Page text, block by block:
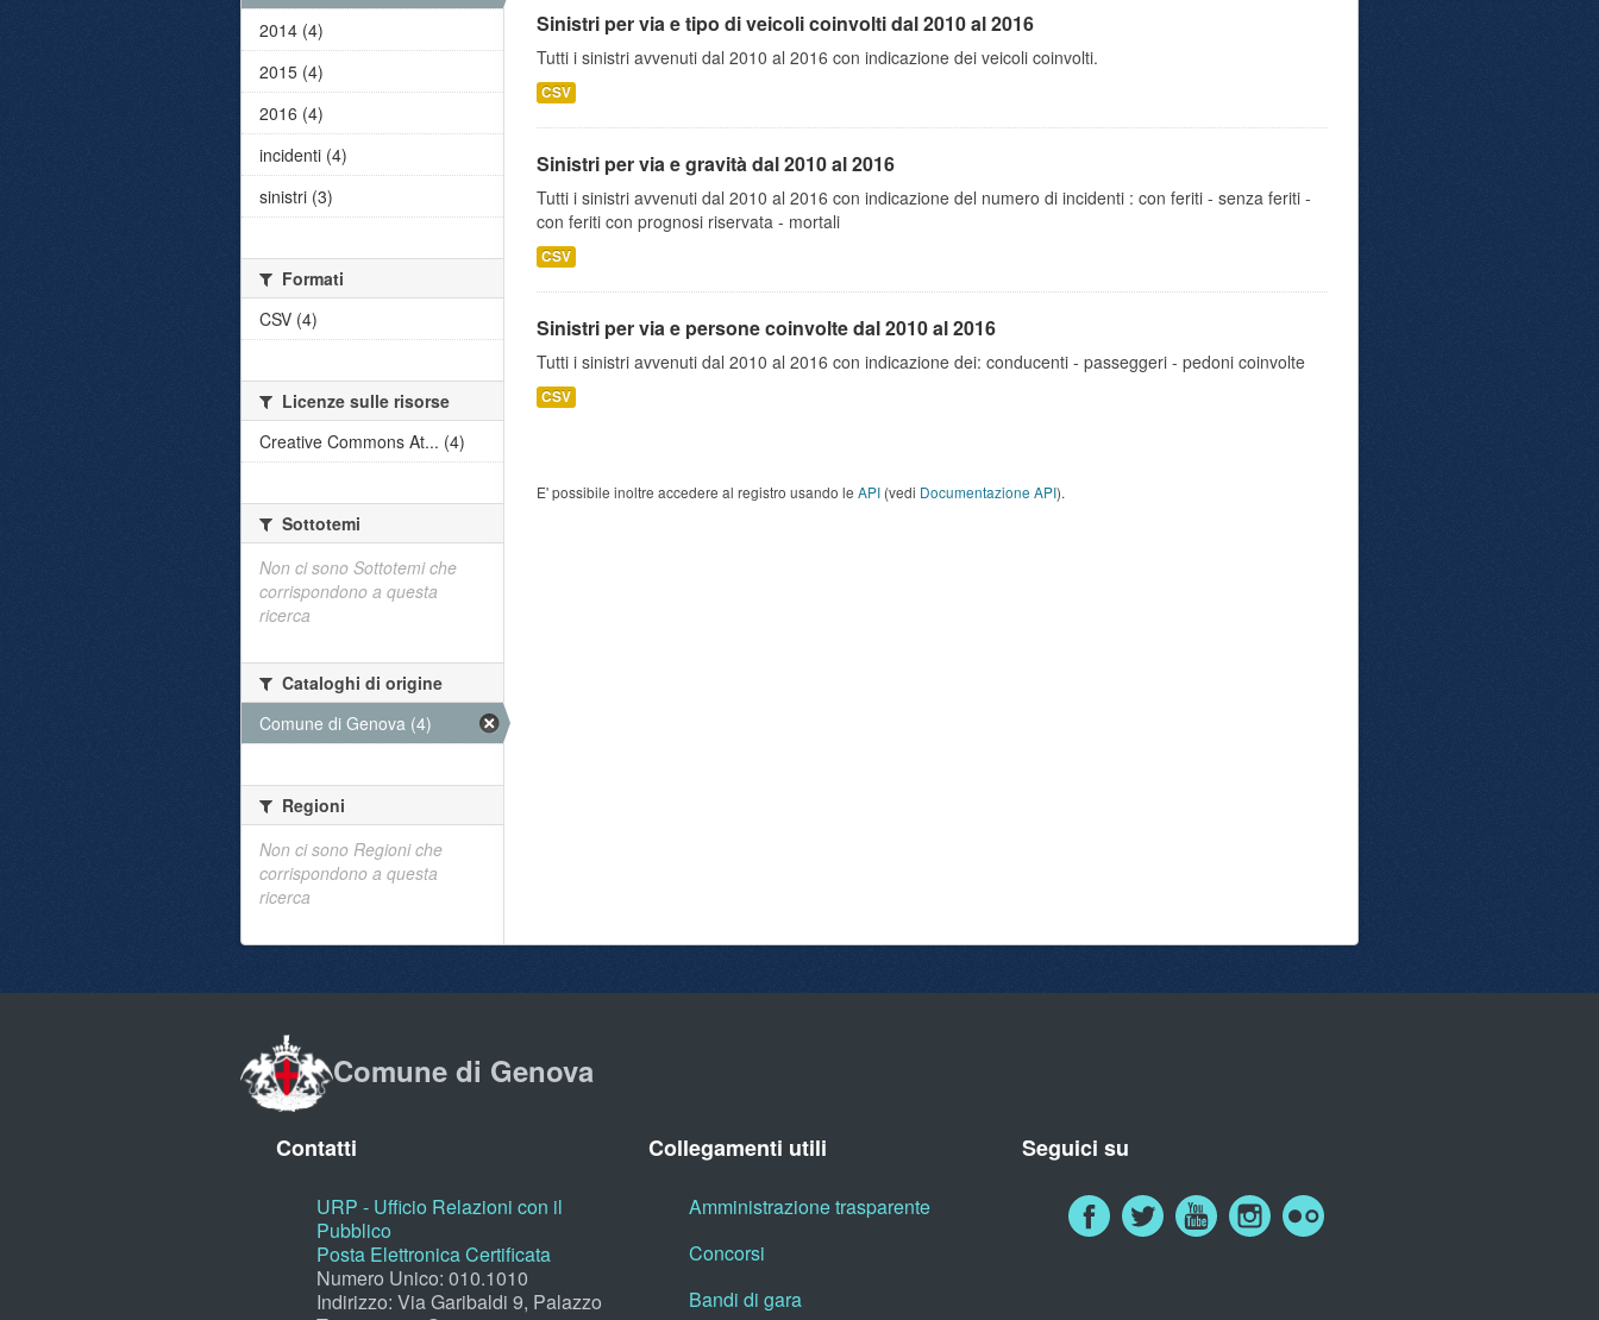
Sinistri per via e tipo di veicoli coinvolti dal 2010 al 2016
Tutti i sinistri avvenuti dal 2010 al 2016 con indicazione dei veicoli coinvolti.
CSV
Sinistri per via e gravità dal 2010 al 2016
Tutti i sinistri avvenuti dal 2010 al 2016 con indicazione del numero di incidenti : con feriti - senza feriti -
con feriti con prognosi riservata - mortali
CSV
Sinistri per via e persone coinvolte dal 2010 al 2016
Tutti i sinistri avvenuti dal 2010 al 2016 con indicazione dei: conducenti - passeggeri - pedoni coinvolte
CSV
E' possibile inoltre accedere al registro usando le API (vedi Documentazione API).
2014 (4)
2015 (4)
2016 (4)
incidenti (4)
sinistri (3)
Formati
CSV (4)
Licenze sulle risorse
Creative Commons At... (4)
Sottotemi
Non ci sono Sottotemi che
corrispondono a questa
ricerca
Cataloghi di origine
Comune di Genova (4)
Regioni
Non ci sono Regioni che
corrispondono a questa
ricerca
Comune di Genova
Contatti
URP - Ufficio Relazioni con il
Pubblico
Posta Elettronica Certificata
Numero Unico: 010.1010
Indirizzo: Via Garibaldi 9, Palazzo
Collegamenti utili
Amministrazione trasparente
Concorsi
Bandi di gara
Seguici su